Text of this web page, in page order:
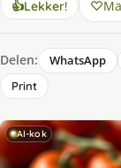
👍Lekker!
Delen: WhatsApp
Print
AI-kok